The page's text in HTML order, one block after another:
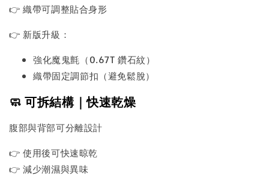
👉 織帶可調整貼合身形
👉 新版升級：
強化魔鬼氈（0.67T 鑽石紋）
織帶固定調節扣（避免鬆脫）
🧼 可拆結構｜快速乾燥
腹部與背部可分離設計
👉 使用後可快速晾乾
👉 減少潮濕與異味